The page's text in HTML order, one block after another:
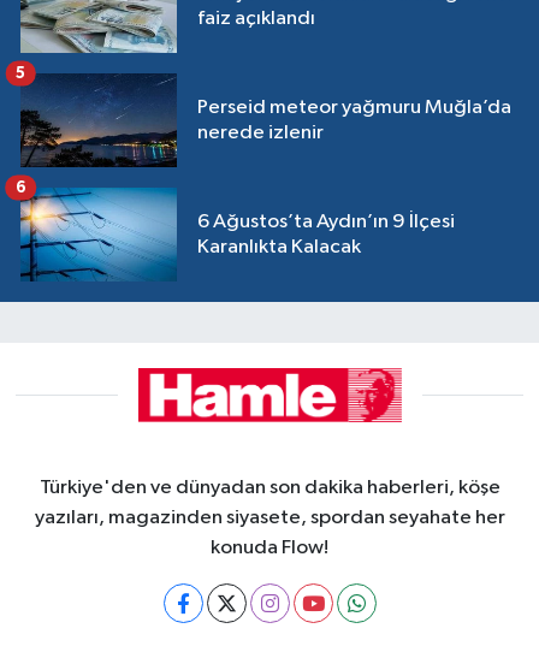
faiz açıklandı
Perseid meteor yağmuru Muğla’da
nerede izlenir
5
6 Ağustos’ta Aydın’ın 9 İlçesi
Karanlıkta Kalacak
6
Türkiye'den ve dünyadan son dakika haberleri, köşe
yazıları, magazinden siyasete, spordan seyahate her
konuda Flow!